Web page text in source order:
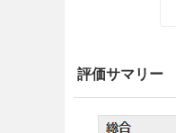
評価サマリー